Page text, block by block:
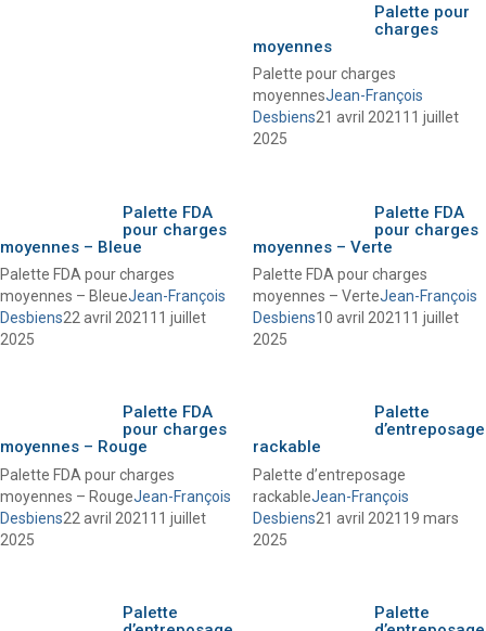
Palette pour
charges
moyennes
Palette pour charges
moyennesJean-François
Desbiens21 avril 2021 11 juillet
2025
Palette FDA
pour charges
moyennes – Bleue
Palette FDA pour charges
moyennes – BleueJean-François
Desbiens22 avril 2021 11 juillet
2025
Palette FDA
pour charges
moyennes – Verte
Palette FDA pour charges
moyennes – VerteJean-François
Desbiens10 avril 2021 11 juillet
2025
Palette FDA
pour charges
moyennes – Rouge
Palette FDA pour charges
moyennes – RougeJean-François
Desbiens22 avril 2021 11 juillet
2025
Palette
d’entreposage
rackable
Palette d’entreposage
rackableJean-François
Desbiens21 avril 2021 19 mars
2025
Palette
Palette